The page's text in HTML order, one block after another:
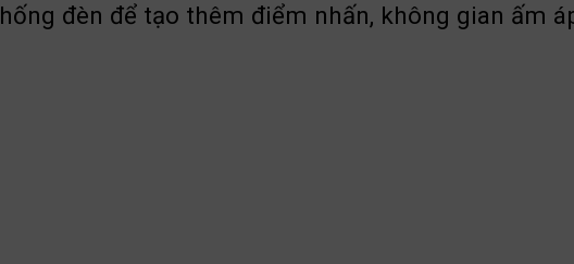
đèn để tạo thêm điểm nhấn, không gian ấm